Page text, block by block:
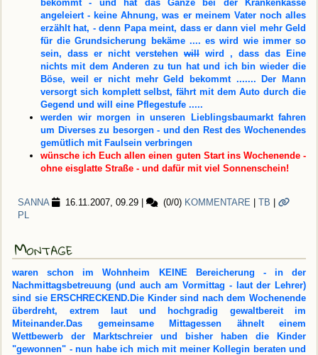
bekommt - und hat das Ganze bei der Krankenkasse
angeleiert - keine Ahnung, was er meinem Vater noch alles
erzählt hat, - denn Papa meint, dass er dann viel mehr Geld
für die Grundsicherung bekäme .... es wird wie immer so
sein, dass er nicht verstehen will wird , dass das Eine
nichts mit dem Anderen zu tun hat und ich bin wieder die
Böse, weil er nicht mehr Geld bekommt .......
Der Mann
versorgt sich komplett selbst, fährt mit dem Auto durch die
Gegend und will eine Pflegestufe .....
werden wir morgen in unseren Lieblingsbaumarkt fahren
um Diverses zu besorgen - und den Rest des Wochenendes
gemütlich mit Faulsein verbringen
wünsche ich Euch allen einen guten Start ins Wochenende -
ohne eisglatte Straße - und dafür mit viel Sonnenschein!
SANNA 16.11.2007, 09.29 (0/0) KOMMENTARE TB
PL
Montage
waren schon im Wohnheim KEINE Bereicherung - in der
Nachmittagsbetreuung (und auch am Vormittag - laut der Lehrer)
sind sie ERSCHRECKEND.Die Kinder sind nach dem Wochenende
überdreht, extrem laut und hochgradig gewaltbereit im
Miteinander.Das gemeinsame Mittagessen ähnelt einem
Wettbewerb der Marktschreier und bisher haben die Kinder
"gewonnen" - nun habe ich mich mit meiner Kollegin beraten und